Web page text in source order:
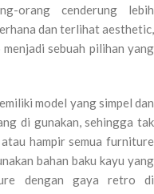
orang cenderung lebih
dan terlihat aesthetic,
sebuah pilihan yang
model yang simpel dan
di gunakan, sehingga tak
hampir semua furniture
bahan baku kayu yang
dengan gaya retro di